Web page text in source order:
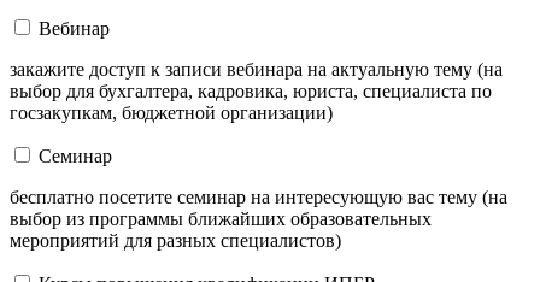
Вебинар
закажите доступ к записи вебинара на актуальную тему (на
выбор для бухгалтера, кадровика, юриста, специалиста по
госзакупкам, бюджетной организации)
Семинар
бесплатно посетите семинар на интересующую вас тему (на
выбор из программы ближайших образовательных
мероприятий для разных специалистов)